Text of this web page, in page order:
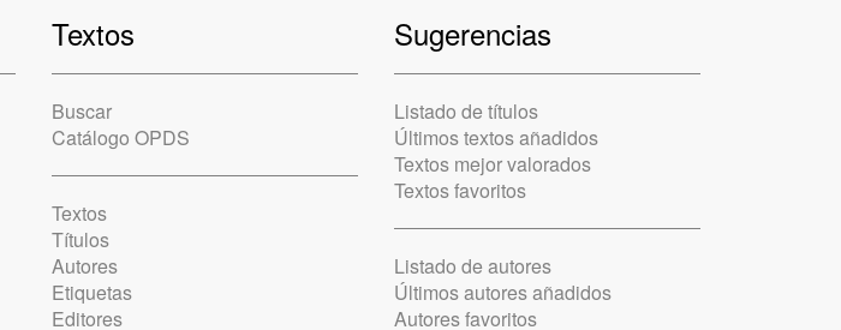
Textos
Buscar
Catálogo OPDS
Textos
Títulos
Autores
Etiquetas
Editores
Sugerencias
Listado de títulos
Últimos textos añadidos
Textos mejor valorados
Textos favoritos
Listado de autores
Últimos autores añadidos
Autores favoritos